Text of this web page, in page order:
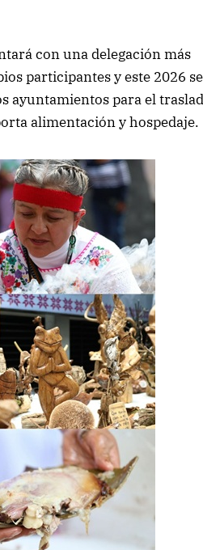
con una delegación más
participantes y este 2026
ayuntamientos para el
alimentación y hospedaje.